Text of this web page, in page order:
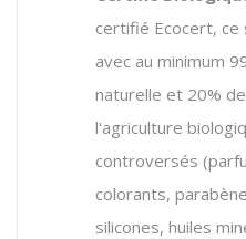
certifié Ecocert, ce
avec au minimum
naturelle et 20%
l'agriculture
controversés
colorants,
silicones, huiles